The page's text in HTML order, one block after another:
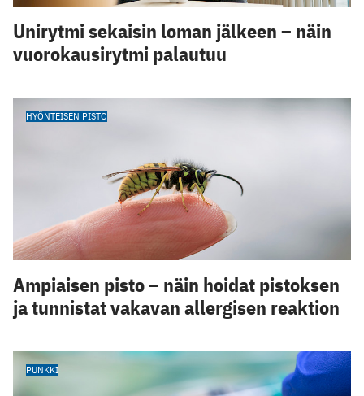
Unirytmi sekaisin loman jälkeen – näin
vuorokausirytmi palautuu
HYÖNTEISEN PISTO
Ampiaisen pisto – näin hoidat pistoksen
ja tunnistat vakavan allergisen reaktion
PUNKKI